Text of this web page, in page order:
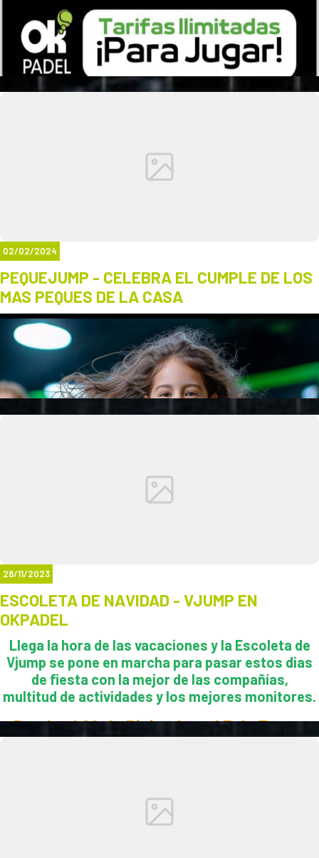
02/02/2024
PEQUEJUMP - CELEBRA EL CUMPLE DE LOS
MAS PEQUES DE LA CASA
28/11/2023
ESCOLETA DE NAVIDAD - VJUMP EN
OKPADEL
Llega la hora de las vacaciones y la Escoleta de
Vjump se pone en marcha para pasar estos dias
de fiesta con la mejor de las compañías,
multitud de actividades y los mejores monitores.
Desde el 26 de Diciembre al 5 de Enero,
rodeados de deporte, saltos, hinchables y
muchos amigos.